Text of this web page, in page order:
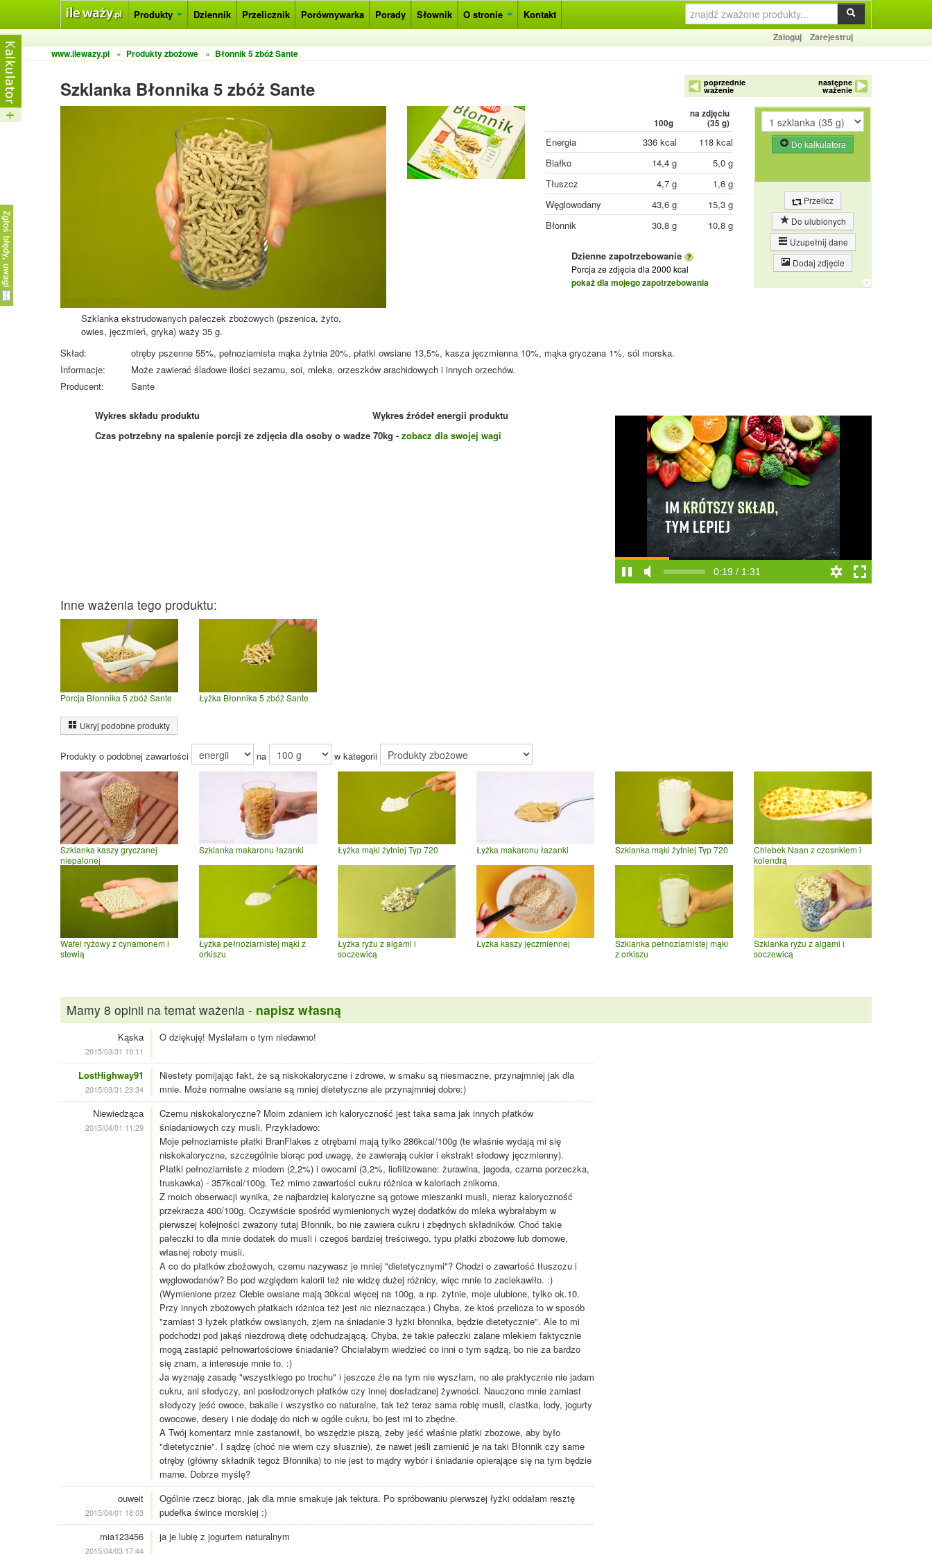
Produkty Dziennik Przelicznik Porównywarka Porady Słownik O stronie Kontakt
Zaloguj
Zarejestruj
www.ilewazy.pl
» Produkty zbożowe » Błonnik 5 zbóż Sante
Szklanka Błonnika 5 zbóż Sante poprzednie
ważenie
następne
ważenie
Szklanka ekstrudowanych pałeczek zbożowych (pszenica, żyto,
owies, jęczmień, gryka) waży 35 g.
100g
na zdjęciu
(35 g)
Energia 336 kcal
118 kcal
Białko
14,4 g
5,0 g
Tłuszcz
4,7 g
1,6 g
Węglowodany
43,6 g
15,3 g
Błonnik
30,8 g 10,8 g
Dzienne zapotrzebowanie
Porcja ze zdjęcia dla 2000 kcal
pokaż dla mojego zapotrzebowania
Do kalkulatora
Przelicz
Do ulubionych
Uzupełnij dane
Dodaj zdjęcie
Skład:
otręby pszenne 55%, pełnoziarnista mąka żytnia 20%, płatki owsiane 13,5%, kasza jęczmienna 10%, mąka gryczana 1%, sól morska.
Informacje:
Może zawierać śladowe ilości sezamu, soi, mleka, orzeszków arachidowych i innych orzechów.
Producent:
Sante
Wykres składu produktu
Wykres źródeł energii produktu
Czas potrzebny na spalenie porcji ze zdjęcia dla osoby o wadze 70kg - zobacz dla swojej wagi
0:20 / 1:31
Inne ważenia tego produktu:
Porcja Błonnika 5 zbóż Sante Łyżka Błonnika 5 zbóż Sante
Ukryj podobne produkty
Produkty o podobnej zawartości na w kategorii
Szklanka kaszy gryczanej
niepalonej
Szklanka makaronu łazanki Łyżka mąki żytniej Typ 720 Łyżka makaronu łazanki Szklanka mąki żytniej Typ 720
Chlebek Naan z czosnkiem i
kolendrą
Wafel ryżowy z cynamonem i
stewią
Łyżka pełnoziarnistej mąki z
orkiszu
Łyżka ryżu z algami i
soczewicą
Łyżka kaszy jęczmiennej
Szklanka pełnoziarnistej mąki
z orkiszu
Szklanka ryżu z algami i
soczewicą
Mamy 8 opinii na temat ważenia - napisz własną
Kąska
2015/03/31 19:11
O dziękuję! Myślałam o tym niedawno!
LostHighway91
2015/03/31 23:34
Niestety pomijając fakt, że są niskokaloryczne i zdrowe, w smaku są niesmaczne, przynajmniej jak dla
mnie. Może normalne owsiane są mniej dietetyczne ale przynajmniej dobre:)
Niewiedząca
2015/04/01 11:29
Czemu niskokaloryczne? Moim zdaniem ich kaloryczność jest taka sama jak innych płatków
śniadaniowych czy musli. Przykładowo:
Moje pełnoziarniste płatki BranFlakes z otrębami mają tylko 286kcal/100g (te właśnie wydają mi się
niskokaloryczne, szczególnie biorąc pod uwagę, że zawierają cukier i ekstrakt słodowy jęczmienny).
Płatki pełnoziarniste z miodem (2,2%) i owocami (3,2%, liofilizowane: żurawina, jagoda, czarna porzeczka,
truskawka) - 357kcal/100g. Też mimo zawartości cukru różnica w kaloriach znikoma.
Z moich obserwacji wynika, że najbardziej kaloryczne są gotowe mieszanki musli, nieraz kaloryczność
przekracza 400/100g. Oczywiście spośród wymienionych wyżej dodatków do mleka wybrałabym w
pierwszej kolejności zważony tutaj Błonnik, bo nie zawiera cukru i zbędnych składników. Choć takie
pałeczki to dla mnie dodatek do musli i czegoś bardziej treściwego, typu płatki zbożowe lub domowe,
własnej roboty musli.
A co do płatków zbożowych, czemu nazywasz je mniej "dietetycznymi"? Chodzi o zawartość tłuszczu i
węglowodanów? Bo pod względem kalorii też nie widzę dużej różnicy, więc mnie to zaciekawiło. :)
(Wymienione przez Ciebie owsiane mają 30kcal więcej na 100g, a np. żytnie, moje ulubione, tylko ok.10.
Przy innych zbożowych płatkach różnica też jest nic nieznacząca.) Chyba, że ktoś przelicza to w sposób
"zamiast 3 łyżek płatków owsianych, zjem na śniadanie 3 łyżki błonnika, będzie dietetycznie". Ale to mi
podchodzi pod jakąś niezdrową dietę odchudzającą. Chyba, że takie pałeczki zalane mlekiem faktycznie
mogą zastapić pełnowartościowe śniadanie? Chciałabym wiedzieć co inni o tym sądzą, bo nie za bardzo
się znam, a interesuje mnie to. :)
Ja wyznaję zasadę "wszystkiego po trochu" i jeszcze źle na tym nie wyszłam, no ale praktycznie nie jadam
cukru, ani słodyczy, ani posłodzonych płatków czy innej dosładzanej żywności. Nauczono mnie zamiast
słodyczy jeść owoce, bakalie i wszystko co naturalne, tak też teraz sama robię musli, ciastka, lody, jogurty
owocowe, desery i nie dodaję do nich w ogóle cukru, bo jest mi to zbędne.
A Twój komentarz mnie zastanowił, bo wszędzie piszą, żeby jeść właśnie płatki zbożowe, aby było
"dietetycznie". I sądzę (choć nie wiem czy słusznie), że nawet jeśli zamienić je na taki Błonnik czy same
otręby (główny składnik tegoż Błonnika) to nie jest to mądry wybór i śniadanie opierające się na tym będzie
marne. Dobrze myślę?
ouweit
2015/04/01 18:03
Ogólnie rzecz biorąc, jak dla mnie smakuje jak tektura. Po spróbowaniu pierwszej łyżki oddałam resztę
pudełka śwince morskiej :)
mia123456
2015/04/03 17:44
ja je lubię z jogurtem naturalnym